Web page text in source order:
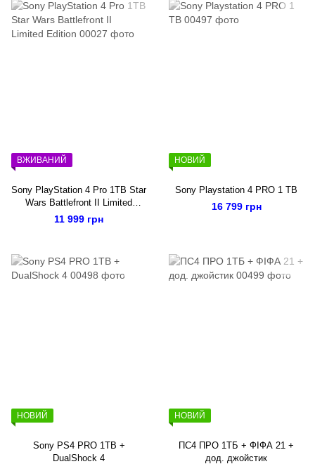
ВЖИВАНИЙ
Sony PlayStation 4 Pro 1TB Star
Wars Battlefront II Limited
Edition
11 999 грн
НОВИЙ
Sony Playstation 4 PRO 1 TB
16 799 грн
НОВИЙ
Sony PS4 PRO 1TB +
DualShock 4
НОВИЙ
ПС4 ПРО 1ТБ + ФІФА 21 +
дод. джойстик